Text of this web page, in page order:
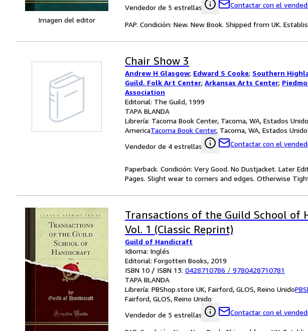
Imagen del editor
Vendedor de 5 estrellas
Contactar con el
PAP. Condición: New. New Book. Shipped from UK.
Chair Show 3
Andrew H Glasgow; Edward S Cooke; Southern
Guild. Folk Art Center; Arkansas Arts Center;
Association
Editorial: The Guild, 1999
TAPA BLANDA
Librería: Tacoma Book Center, Tacoma, WA, Estados
AmericaTacoma Book Center, Tacoma, WA, Estados
Vendedor de 4 estrellas
Contactar con el
Paperback. Condición: Very Good. No Dustjacket. Later
Pages. Slight wear to corners and edges. Otherwise
Transactions of the Guild School of
Vol. 1 (Classic Reprint)
Guild of Handicraft
Idioma: Inglés
Editorial: Forgotten Books, 2019
ISBN 10 / ISBN 13: 0428710786 / 9780428710781
TAPA BLANDA
Librería: PBShop.store UK, Fairford, GLOS, Reino Unido
Fairford, GLOS, Reino Unido
Vendedor de 5 estrellas
Contactar con el